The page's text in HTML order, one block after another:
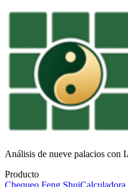
Análisis de nueve palacios con
Producto
Chequeo Feng Shui